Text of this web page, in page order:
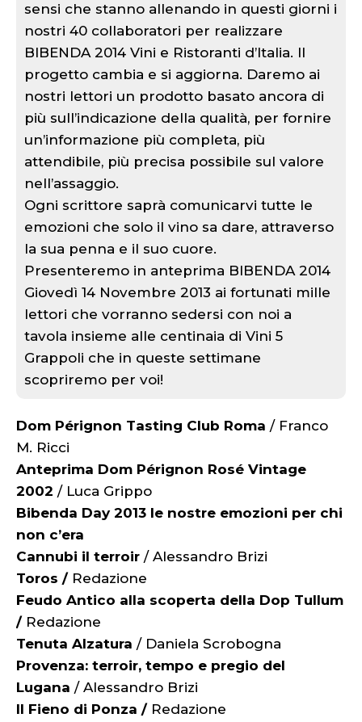
sensi che stanno allenando in questi giorni i
nostri 40 collaboratori per realizzare
BIBENDA 2014 Vini e Ristoranti d’Italia. Il
progetto cambia e si aggiorna. Daremo ai
nostri lettori un prodotto basato ancora di
più sull’indicazione della qualità, per fornire
un’informazione più completa, più
attendibile, più precisa possibile sul valore
nell’assaggio.
Ogni scrittore saprà comunicarvi tutte le
emozioni che solo il vino sa dare, attraverso
la sua penna e il suo cuore.
Presenteremo in anteprima BIBENDA 2014
Giovedì 14 Novembre 2013 ai fortunati mille
lettori che vorranno sedersi con noi a
tavola insieme alle centinaia di Vini 5
Grappoli che in queste settimane
scopriremo per voi!
Dom Pérignon Tasting Club Roma / Franco
M. Ricci
Anteprima Dom Pérignon Rosé Vintage
2002 / Luca Grippo
Bibenda Day 2013 le nostre emozioni per chi
non c’era
Cannubi il terroir / Alessandro Brizi
Toros / Redazione
Feudo Antico alla scoperta della Dop Tullum
/ Redazione
Tenuta Alzatura / Daniela Scrobogna
Provenza: terroir, tempo e pregio del
Lugana / Alessandro Brizi
Il Fieno di Ponza / Redazione